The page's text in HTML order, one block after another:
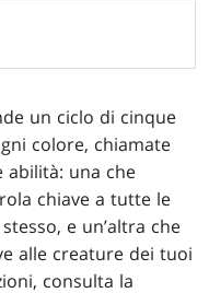
un ciclo di cinque
colore, chiamate
abilità: una che
chiave a tutte le
e un’altra che
alle creature dei tuoi
consulta la